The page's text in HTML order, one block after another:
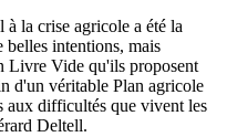
la crise agricole a été la
intentions, mais
Livre Vide qu'ils proposent
d'un véritable Plan agricole
aux difficultés que vivent les
Deltell.